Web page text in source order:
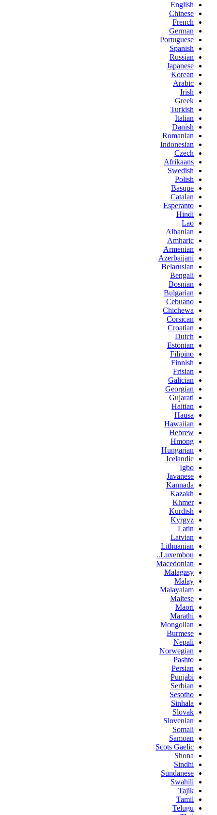
English
Chinese
French
German
Portuguese
Spanish
Russian
Japanese
Korean
Arabic
Irish
Greek
Turkish
Italian
Danish
Romanian
Indonesian
Czech
Afrikaans
Swedish
Polish
Basque
Catalan
Esperanto
Hindi
Lao
Albanian
Amharic
Armenian
Azerbaijani
Belarusian
Bengali
Bosnian
Bulgarian
Cebuano
Chichewa
Corsican
Croatian
Dutch
Estonian
Filipino
Finnish
Frisian
Galician
Georgian
Gujarati
Haitian
Hausa
Hawaiian
Hebrew
Hmong
Hungarian
Icelandic
Igbo
Javanese
Kannada
Kazakh
Khmer
Kurdish
Kyrgyz
Latin
Latvian
Lithuanian
Luxembou..
Macedonian
Malagasy
Malay
Malayalam
Maltese
Maori
Marathi
Mongolian
Burmese
Nepali
Norwegian
Pashto
Persian
Punjabi
Serbian
Sesotho
Sinhala
Slovak
Slovenian
Somali
Samoan
Scots Gaelic
Shona
Sindhi
Sundanese
Swahili
Tajik
Tamil
Telugu